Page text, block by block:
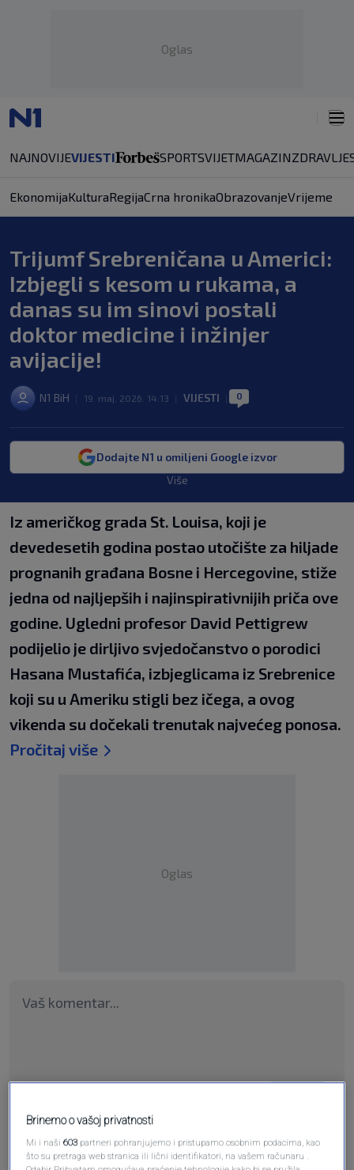
Oglas
NAJNOVIJEVIJESTI SPORTSVIJETMAGAZINZDRAVLJE
EkonomijaKulturaRegijaCrna hronikaObrazovanjeVrijeme
Trijumf Srebreničana u Americi:
Izbjegli s kesom u rukama, a
danas su im sinovi postali
doktor medicine i inžinjer
avijacije!
N1 BiH 19. maj. 2026. 14:13 VIJESTI 0
Dodajte N1 u omiljeni Google izvor
Više
Iz američkog grada St. Louisa, koji je
devedesetih godina postao utočište za hiljade
prognanih građana Bosne i Hercegovine, stiže
jedna od najljepših i najinspirativnijih priča ove
godine. Ugledni profesor David Pettigrew
podijelio je dirljivo svjedočanstvo o porodici
Hasana Mustafića, izbjeglicama iz Srebrenice
koji su u Ameriku stigli bez ičega, a ovog
vikenda su dočekali trenutak najvećeg ponosa.
Pročitaj više
Oglas
Brinemo o vašoj privatnosti
Mi i naši603 partneri pohranjujemo i pristupamo osobnim podacima, kao
što su pretraga web stranica ili lični identifikatori, na vašem računaru .